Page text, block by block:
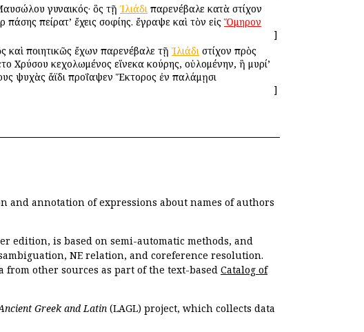
γυναικός· ὃς τῇ Ἰλιάδι παρενέβαλε κατὰ στίχον
πείρατ’ ἔχεις σοφίης. ἔγραψε καὶ τὸν εἰς Ὅμηρον
]
καὶ ποιητικῶς ἔχων παρενέβαλε τῇ Ἰλιάδι στίχον πρὸς
Χρύσου κεχολωμένος εἵνεκα κούρης, οὐλομένην, ἣ μυρί’
ψυχὰς ἄϊδι προΐαψεν Ἕκτορος ἐν παλάμῃσι
]
annotation of expressions about names of authors
edition, is based on semi-automatic methods, and
NE relation, and coreference resolution.
other sources as part of the text-based Catalog of
Greek and Latin (LAGL) project, which collects data